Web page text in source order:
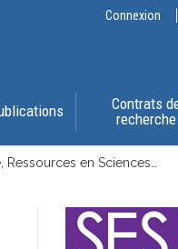
Connexion
Contrats
recherche
en Sciences…